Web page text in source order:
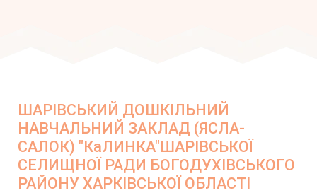
ШАРІВСЬКИЙ ДОШКІЛЬНИЙ
НАВЧАЛЬНИЙ ЗАКЛАД (ЯСЛА-
САЛОК) "КаЛИНКА"ШАРІВСЬКОЇ
СЕЛИЩНОЇ РАДИ БОГОДУХІВСЬКОГО
РАЙОНУ ХАРКІВСЬКОЇ ОБЛАСТІ